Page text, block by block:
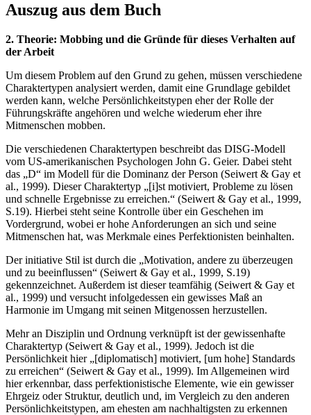
Auszug aus dem Buch
2. Theorie: Mobbing und die Gründe für dieses Verhalten auf
der Arbeit
Um diesem Problem auf den Grund zu gehen, müssen verschiedene
Charaktertypen analysiert werden, damit eine Grundlage gebildet
werden kann, welche Persönlichkeitstypen eher der Rolle der
Führungskräfte angehören und welche wiederum eher ihre
Mitmenschen mobben.
Die verschiedenen Charaktertypen beschreibt das DISG-Modell
vom US-amerikanischen Psychologen John G. Geier. Dabei steht
das „D“ im Modell für die Dominanz der Person (Seiwert & Gay et
al., 1999). Dieser Charaktertyp „[i]st motiviert, Probleme zu lösen
und schnelle Ergebnisse zu erreichen.“ (Seiwert & Gay et al., 1999,
S.19). Hierbei steht seine Kontrolle über ein Geschehen im
Vordergrund, wobei er hohe Anforderungen an sich und seine
Mitmenschen hat, was Merkmale eines Perfektionisten beinhalten.
Der initiative Stil ist durch die „Motivation, andere zu überzeugen
und zu beeinflussen“ (Seiwert & Gay et al., 1999, S.19)
gekennzeichnet. Außerdem ist dieser teamfähig (Seiwert & Gay et
al., 1999) und versucht infolgedessen ein gewisses Maß an
Harmonie im Umgang mit seinen Mitgenossen herzustellen.
Mehr an Disziplin und Ordnung verknüpft ist der gewissenhafte
Charaktertyp (Seiwert & Gay et al., 1999). Jedoch ist die
Persönlichkeit hier „[diplomatisch] motiviert, [um hohe] Standards
zu erreichen“ (Seiwert & Gay et al., 1999). Im Allgemeinen wird
hier erkennbar, dass perfektionistische Elemente, wie ein gewisser
Ehrgeiz oder Struktur, deutlich und, im Vergleich zu den anderen
Persönlichkeitstypen, am ehesten am nachhaltigsten zu erkennen